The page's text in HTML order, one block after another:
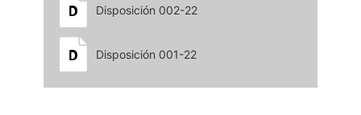
Disposición 002-22
Disposición 001-22